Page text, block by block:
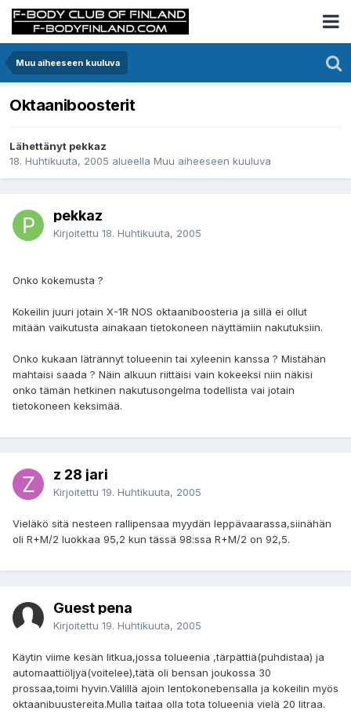
Muu aiheeseen kuuluva
Oktaaniboosterit
Lähettänyt pekkaz
18. Huhtikuuta, 2005 alueella Muu aiheeseen kuuluva
pekkaz
Kirjoitettu 18. Huhtikuuta, 2005
Onko kokemusta ?
Kokeilin juuri jotain X-1R NOS oktaaniboosteria ja sillä ei ollut
mitään vaikutusta ainakaan tietokoneen näyttämiin nakutuksiin.
Onko kukaan lätrännyt tolueenin tai xyleenin kanssa ? Mistähän
mahtaisi saada ? Näin alkuun riittäisi vain kokeeksi niin näkisi
onko tämän hetkinen nakutusongelma todellista vai jotain
tietokoneen keksimää.
z 28 jari
Kirjoitettu 19. Huhtikuuta, 2005
Vieläkö sitä nesteen rallipensaa myydän leppävaarassa,siinähän
oli R+M/2 luokkaa 95,2 kun tässä 98:ssa R+M/2 on 92,5.
Guest pena
Kirjoitettu 19. Huhtikuuta, 2005
Käytin viime kesän litkua,jossa tolueenia ,tärpättiä(puhdistaa) ja
automaattiöljyä(voitelee),tätä oli bensan joukossa 30
prossaa,toimi hyvin.Välillä ajoin lentokonebensalla ja kokeilin myös
oktaanibuustereita.Mulla taitaa olla tota tolueeniä vielä 20 litraa.